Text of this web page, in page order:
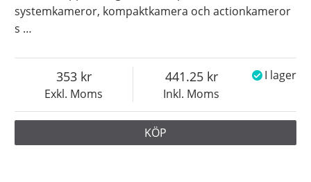
systemkameror, kompaktkamera och actionkameror
s …
Exkl. Moms
353
Inkl. Moms
441.25 I lager
KÖP